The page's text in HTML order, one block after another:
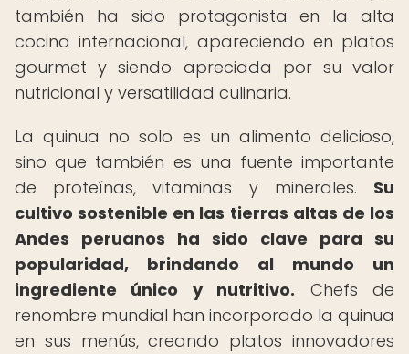
también ha sido protagonista en la alta
cocina internacional, apareciendo en platos
gourmet y siendo apreciada por su valor
nutricional y versatilidad culinaria.
La quinua no solo es un alimento delicioso,
sino que también es una fuente importante
de proteínas, vitaminas y minerales. Su
cultivo sostenible en las tierras altas de los
Andes peruanos ha sido clave para su
popularidad, brindando al mundo un
ingrediente único y nutritivo. Chefs de
renombre mundial han incorporado la quinua
en sus menús, creando platos innovadores